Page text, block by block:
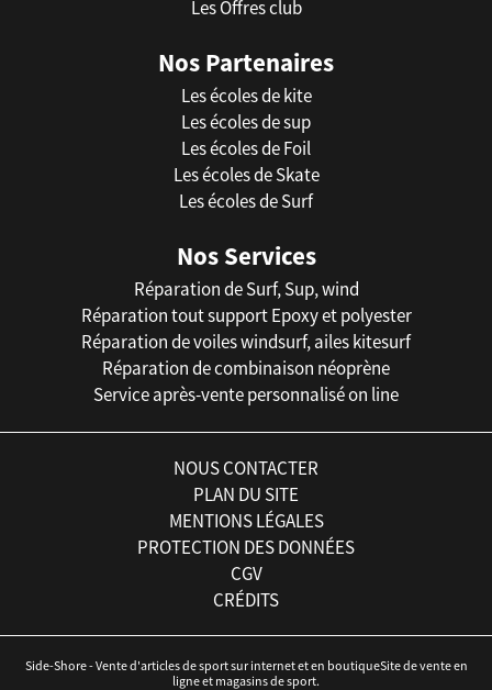
Les Offres club
Nos Partenaires
Les écoles de kite
Les écoles de sup
Les écoles de Foil
Les écoles de Skate
Les écoles de Surf
Nos Services
Réparation de Surf, Sup, wind
Réparation tout support Epoxy et polyester
Réparation de voiles windsurf, ailes kitesurf
Réparation de combinaison néoprène
Service après-vente personnalisé on line
NOUS CONTACTER
PLAN DU SITE
MENTIONS LÉGALES
PROTECTION DES DONNÉES
CGV
CRÉDITS
Side-Shore - Vente d'articles de sport sur internet et en boutiqueSite de vente en
ligne et magasins de sport.